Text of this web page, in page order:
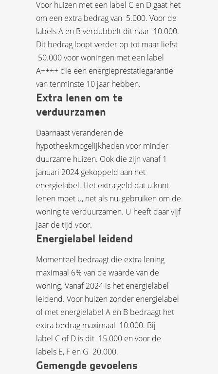
Voor huizen met een label C en D gaat het
om een extra bedrag van  5.000. Voor de
labels A en B verdubbelt dit naar  10.000.
Dit bedrag loopt verder op tot maar liefst
 50.000 voor woningen met een label
A++++ die een energieprestatiegarantie
van tenminste 10 jaar hebben.
Extra lenen om te
verduurzamen
Daarnaast veranderen de
hypotheekmogelijkheden voor minder
duurzame huizen. Ook die zijn vanaf 1
januari 2024 gekoppeld aan het
energielabel. Het extra geld dat u kunt
lenen moet u, net als nu, gebruiken om de
woning te verduurzamen. U heeft daar vijf
jaar de tijd voor.
Energielabel leidend
Momenteel bedraagt die extra lening
maximaal 6% van de waarde van de
woning. Vanaf 2024 is het energielabel
leidend. Voor huizen zonder energielabel
of met energielabel A en B bedraagt het
extra bedrag maximaal  10.000. Bij
label C of D is dit  15.000 en voor de
labels E, F en G  20.000.
Gemengde gevoelens